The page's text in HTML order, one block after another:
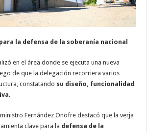
la defensa de la soberanía nacional
en el área donde se ejecuta una nueva
de que la delegación recorriera varios
constatando su diseño, funcionalidad
Fernández Onofre destacó que la verja
clave para la defensa de la